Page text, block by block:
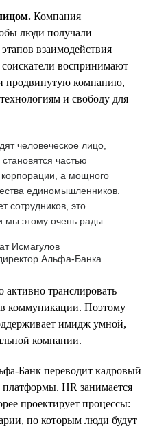
Компания
люди получали
взаимодействия
воспринимают
продвинутую компанию,
и свободу для
человеческое лицо,
частью
а мощного
единомышленников.
сотрудников, это
мы этому очень рады
Исмагулов
Альфа-Банка
транслировать
в коммуникации. Поэтому
имидж умной,
компании.
Банк переводит кадровый
HR занимается
проектирует процессы:
по которым люди будут